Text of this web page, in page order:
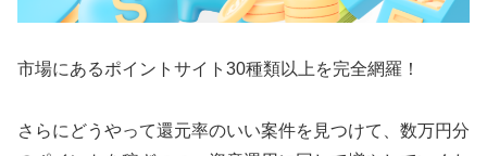
市場にあるポイントサイト30種類以上を完全網羅！
さらにどうやって還元率のいい案件を見つけて、数万円分